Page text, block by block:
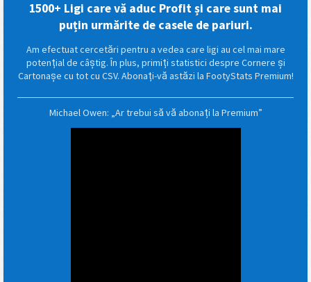
1500+ Ligi care vă aduc Profit și care sunt mai
puțin urmărite de casele de pariuri.
Am efectuat cercetări pentru a vedea care ligi au cel mai mare
potențial de câștig. În plus, primiți statistici despre Cornere și
Cartonașe cu tot cu CSV. Abonați-vă astăzi la FootyStats Premium!
Michael Owen: „Ar trebui să vă abonați la Premium”